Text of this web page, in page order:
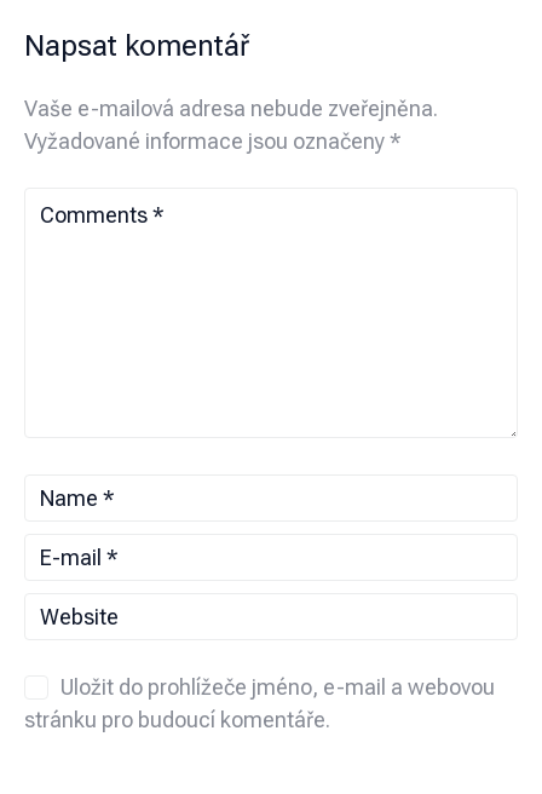
Napsat komentář
Vaše e-mailová adresa nebude zveřejněna.
Vyžadované informace jsou označeny*
Uložit do prohlížeče jméno, e-mail a webovou
stránku pro budoucí komentáře.